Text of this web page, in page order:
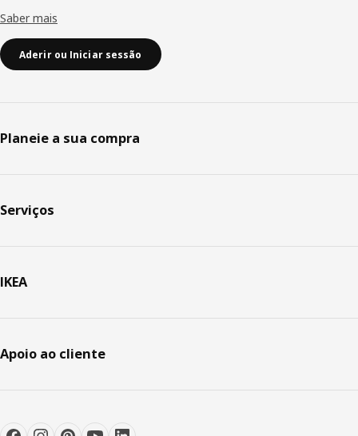
Saber mais
Aderir ou Iniciar sessão
Planeie a sua compra
Serviços
IKEA
Apoio ao cliente